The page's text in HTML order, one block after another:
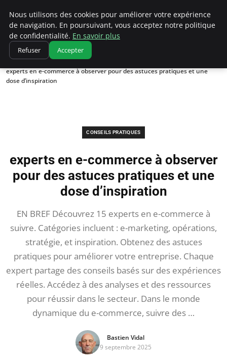
Correze Co
Accueil
Conseils pratiques
experts en e-commerce à observer pour des astuces pratiques et une
dose d’inspiration
CONSEILS PRATIQUES
experts en e-commerce à observer
pour des astuces pratiques et une
dose d’inspiration
EN BREF Découvrez 15 experts en e-commerce à
suivre. Catégories incluent : e-marketing, opérations,
stratégie, et inspiration. Obtenez des astuces
pratiques pour améliorer votre entreprise. Chaque
expert partage des conseils basés sur des expériences
réelles. Accédez à des analyses et des ressources
pour réussir dans le secteur. Dans le monde
dynamique du e-commerce, suivre des …
Bastien Vidal
9 septembre 2025
Nous utilisons des cookies pour améliorer votre expérience
de navigation. En poursuivant, vous acceptez notre politique
de confidentialité. En savoir plus
Refuser Accepter